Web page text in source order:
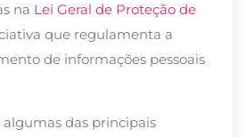
na Lei Geral de Proteção de
que regulamenta a
de informações pessoais
algumas das principais